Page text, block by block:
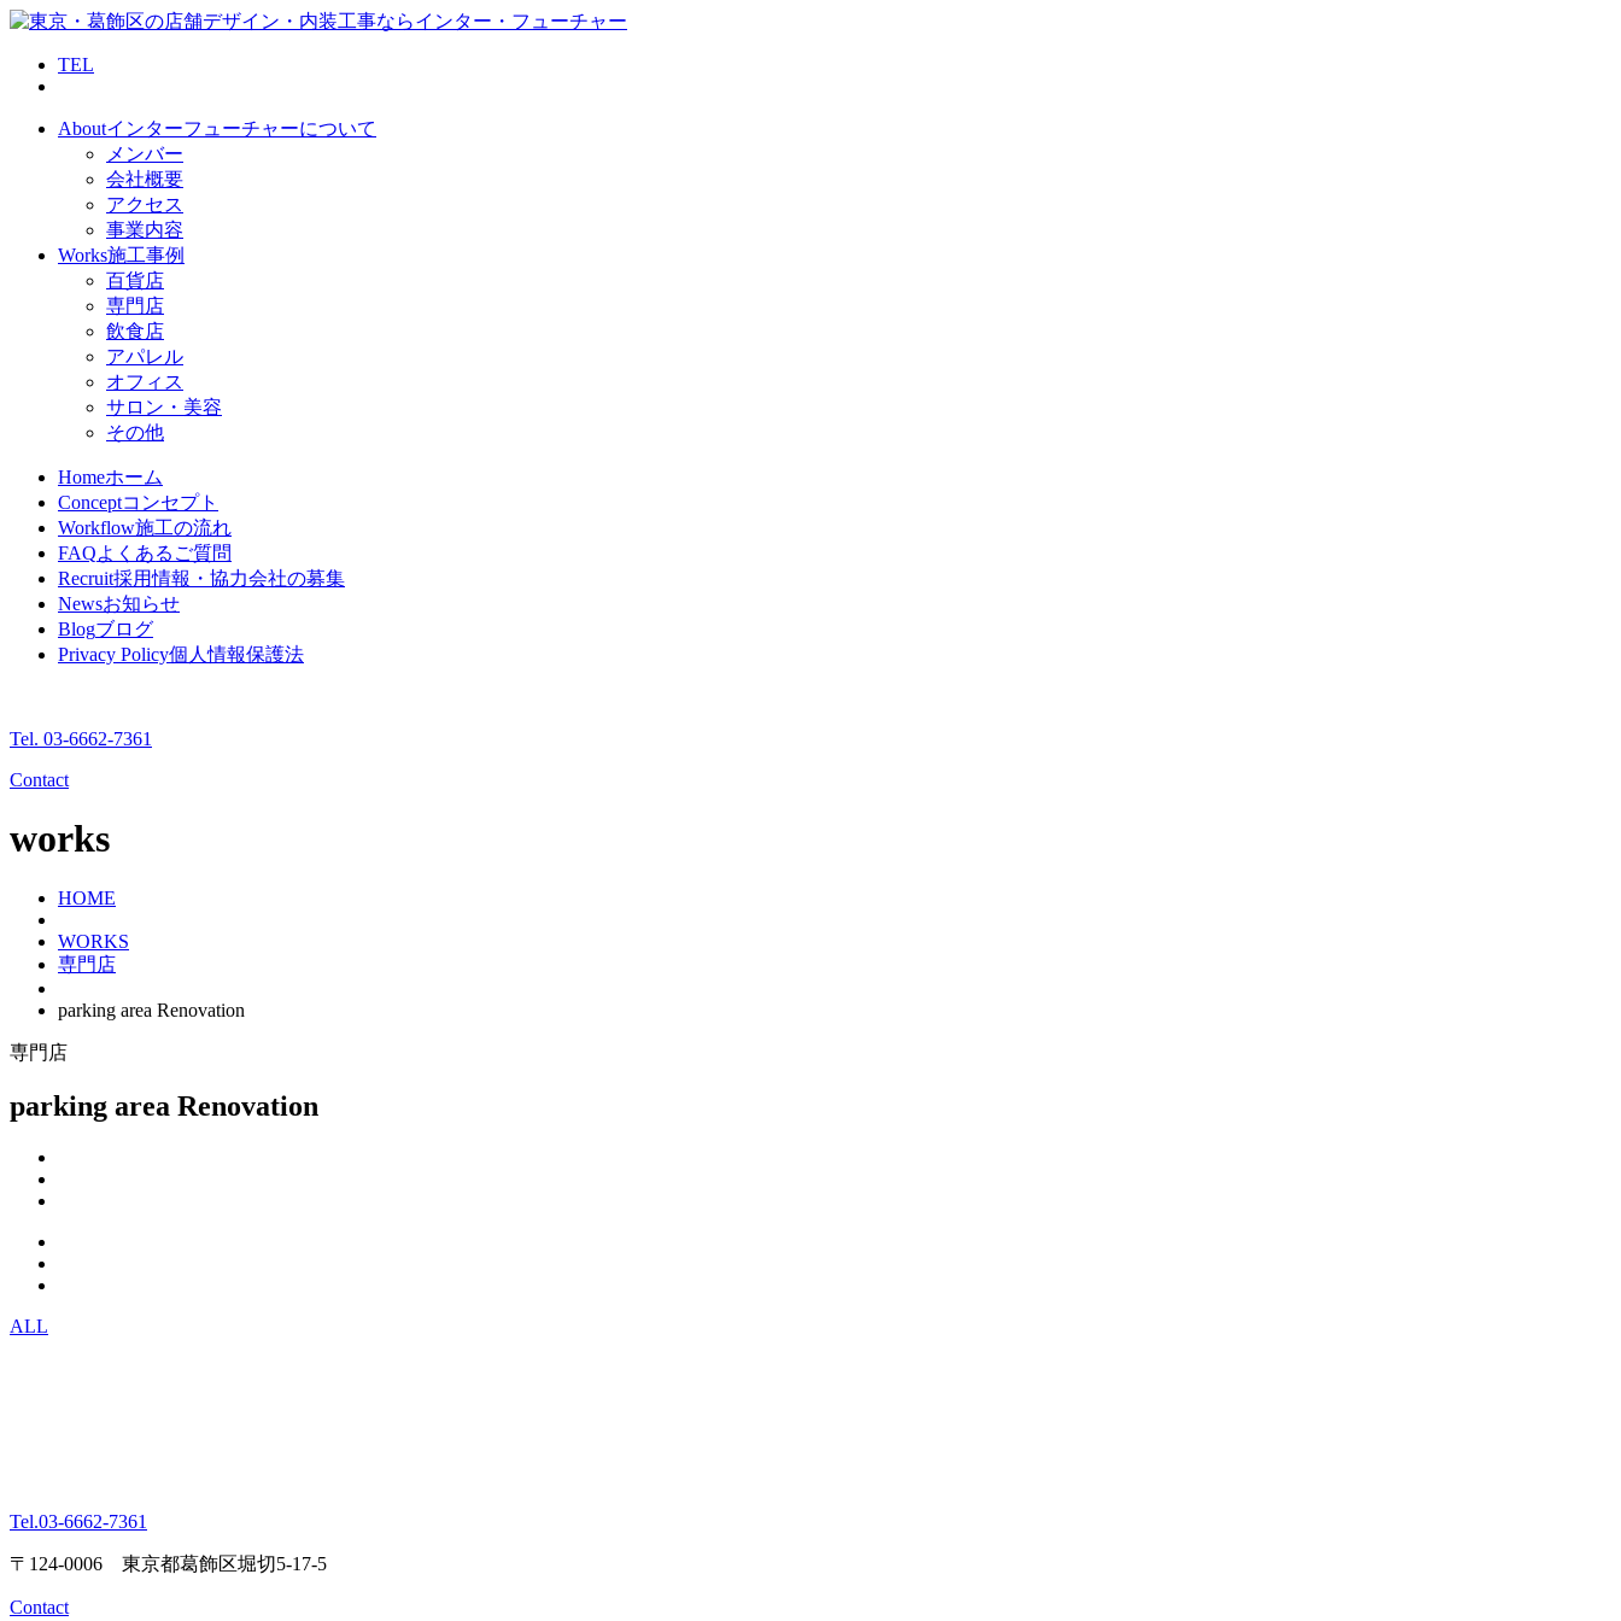
TEL
Aboutインターフューチャーについて
メンバー
会社概要
アクセス
事業内容
Works施工事例
百貨店
専門店
飲食店
アパレル
オフィス
サロン・美容
その他
Homeホーム
Conceptコンセプト
Workflow施工の流れ
FAQよくあるご質問
Recruit採用情報・協力会社の募集
Newsお知らせ
Blogブログ
Privacy Policy個人情報保護法
Tel. 03-6662-7361
Contact
works
HOME
WORKS
専門店
parking area Renovation
専門店
parking area Renovation
ALL
Tel.03-6662-7361
〒124-0006 東京都葛飾区堀切5-17-5
Contact